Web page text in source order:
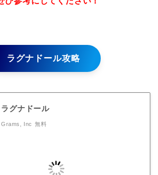
ラグナドール攻略
ラグナドール
Grams, Inc 無料